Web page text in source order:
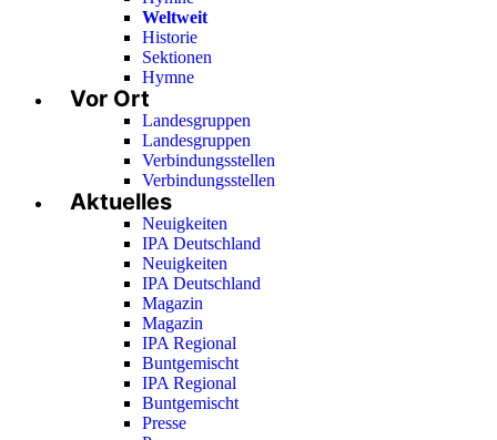
Weltweit
Historie
Sektionen
Hymne
Vor Ort
Landesgruppen
Landesgruppen
Verbindungsstellen
Verbindungsstellen
Aktuelles
Neuigkeiten
IPA Deutschland
Neuigkeiten
IPA Deutschland
Magazin
Magazin
IPA Regional
Buntgemischt
IPA Regional
Buntgemischt
Presse